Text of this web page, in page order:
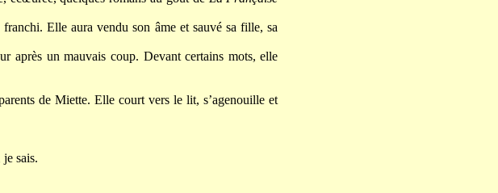
Elle aura vendu son âme et sauvé sa fille, sa
après un mauvais coup. Devant certains mots, elle
de Miette. Elle court vers le lit, s’agenouille et
je sais.